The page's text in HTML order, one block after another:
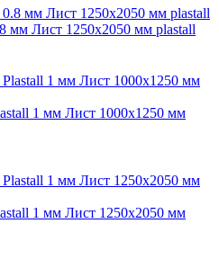
мм Лист 1250x2050 мм plastall
1 мм Лист 1000x1250 мм
1 мм Лист 1250x2050 мм